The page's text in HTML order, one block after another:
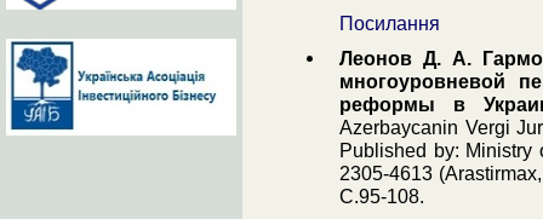
Посилання
Леонов Д. А.
многоуровневой
реформы в
Azerbaycanin Vergi
Published by: Ministry
2305-4613
С.95-108.